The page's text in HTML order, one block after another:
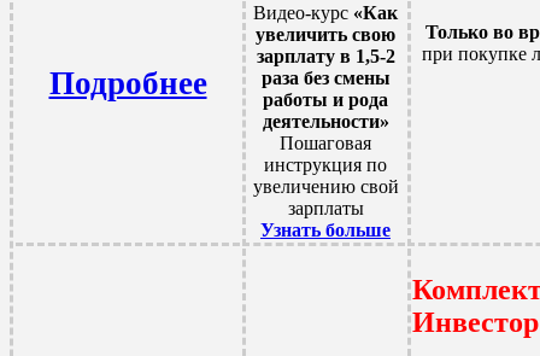
Подробнее
Видео-курс «Как
увеличить свою
зарплату в 1,5-2
раза без смены
работы и рода
деятельности»
Пошаговая
инструкция по
увеличению свой
зарплаты
Узнать больше
Только во
при покупке